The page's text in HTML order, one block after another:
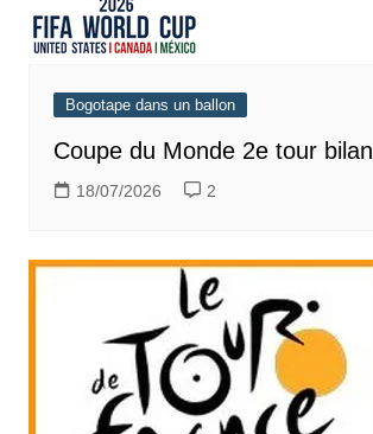
Bogotape dans un ballon
Coupe du Monde 2e tour bilan
18/07/2026 2